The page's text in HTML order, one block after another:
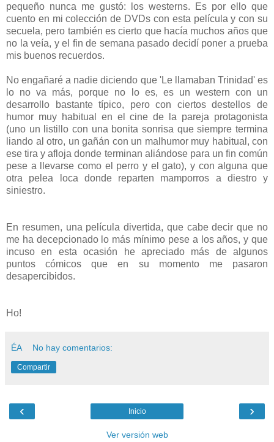
pequeño nunca me gustó: los westerns. Es por ello que
cuento en mi colección de DVDs con esta película y con su
secuela, pero también es cierto que hacía muchos años que
no la veía, y el fin de semana pasado decidí poner a prueba
mis buenos recuerdos.
No engañaré a nadie diciendo que 'Le llamaban Trinidad' es
lo no va más, porque no lo es, es un western con un
desarrollo bastante típico, pero con ciertos destellos de
humor muy habitual en el cine de la pareja protagonista
(uno un listillo con una bonita sonrisa que siempre termina
liando al otro, un gañán con un malhumor muy habitual, con
ese tira y afloja donde terminan aliándose para un fin común
pese a llevarse como el perro y el gato), y con alguna que
otra pelea loca donde reparten mamporros a diestro y
siniestro.
En resumen, una película divertida, que cabe decir que no
me ha decepcionado lo más mínimo pese a los años, y que
incuso en esta ocasión he apreciado más de algunos
puntos cómicos que en su momento me pasaron
desapercibidos.
Ho!
ÉA No hay comentarios:
Compartir
‹ ›
Inicio
Ver versión web